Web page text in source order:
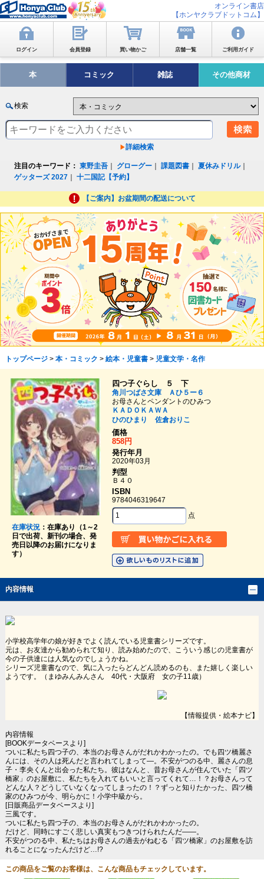
オンライン書店
【ホンヤクラブドットコム】
ログイン 会員登録 買い物かご 店舗一覧 ご利用ガイド
本 コミック 雑誌 その他商材
検索
詳細検索
注目のキーワード： 東野圭吾 グローグー ｜課題図書 ｜夏休みドリル｜
ゲッターズ 2027 ｜十二国記【予約】
【ご案内】お盆期間の配送について
トップページ> 本・コミック > 絵本・児童書> 児童文学・名作
在庫状況：在庫あり（1～2
日で出荷、新刊の場合、発
売日以降のお届けになりま
す）
四つ子ぐらし ５ 下
角川つばさ文庫 Ａひ５ー６
お母さんとペンダントのひみつ
ＫＡＤＯＫＡＷＡ
ひのひまり
佐倉おりこ
価格
858円
発行年月
2020年03月
判型
Ｂ４０
ISBN
9784046319647
点
内容情報
小学校高学年の娘が好きでよく読んでいる児童書シリーズです。
元は、お友達から勧められて知り、読み始めたので、こういう感じの児童書が
今の子供達には人気なのでしょうかね。
シリーズ児童書なので、気に入ったらどんどん読めるのも、また嬉しく楽しい
ようです。（まゆみんみんさん 40代・大阪府 女の子11歳）
【情報提供・絵本ナビ】
内容情報
[BOOKデータベースより]
ついに私たち四つ子の、本当のお母さんがだれかわかったの。でも四ツ橋麗さ
んには、その人は死んだと言われてしまって―。不安がつのる中、麗さんの息
子・李央くんと出会った私たち。彼はなんと、昔お母さんが住んでいた「四ツ
橋家」のお屋敷に、私たちを入れてもいいと言ってくれて…！？お母さんって
どんな人？どうしていなくなってしまったの！？ずっと知りたかった、四ツ橋
家のひみつが今、明らかに！小学中級から。
[日販商品データベースより]
三風です。
ついに私たち四つ子の、本当のお母さんがだれかわかったの。
だけど、同時にすごく悲しい真実もつきつけられたんだ――。
不安がつのる中、私たちはお母さんの過去がねむる「四ツ橋家」のお屋敷を訪
れることになったんだけど…!?
この商品をご覧のお客様は、こんな商品もチェックしています。